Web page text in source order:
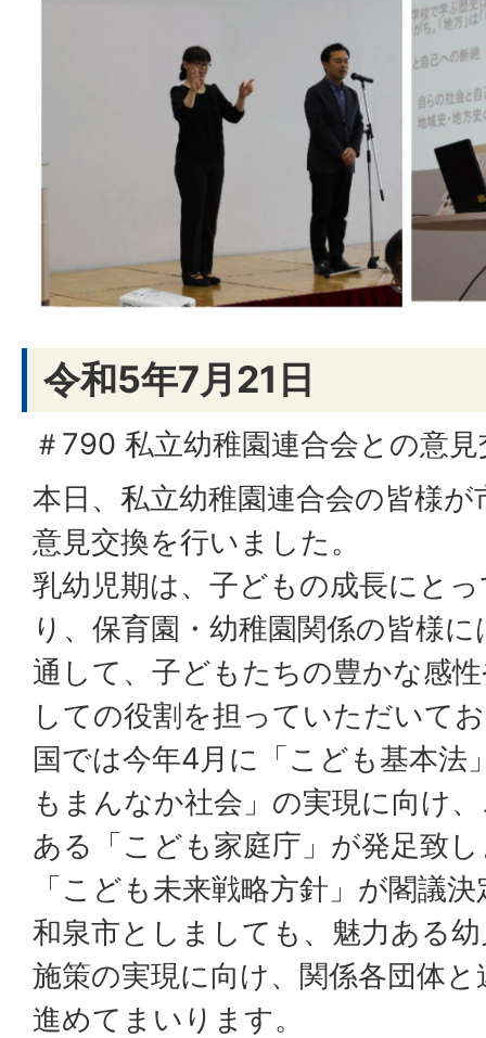
令和5年7月21日
＃790 私立幼稚園連合会との意
本日、私立幼稚園連合会の皆様
意見交換を行いました。
乳幼児期は、子どもの成長にと
り、保育園・幼稚園関係の皆様
通して、子どもたちの豊かな感
しての役割を担っていただいて
国では今年4月に「こども基本法
もまんなか社会」の実現に向け
ある「こども家庭庁」が発足致
「こども未来戦略方針」が閣議
和泉市としましても、魅力ある
施策の実現に向け、関係各団体
進めてまいります。